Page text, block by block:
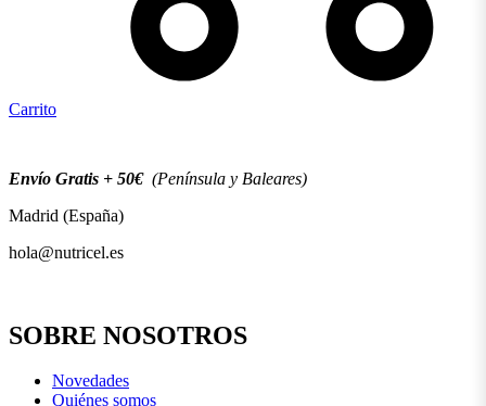
Carrito
Envío Gratis + 50€(Península y Baleares)
Madrid (España)
hola@nutricel.es
SOBRE NOSOTROS
Novedades
Quiénes somos